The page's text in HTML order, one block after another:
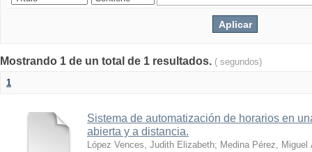
Mostrando 1 de un total de 1 resultados. ( segundos)
1
Sistema de automatización de horarios en
abierta y a distancia.
López Vences, Judith Elizabeth; Medina Pérez, Miguel